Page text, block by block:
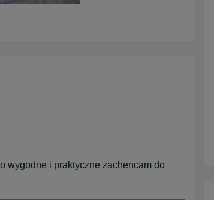
wygodne i praktyczne zachencam do